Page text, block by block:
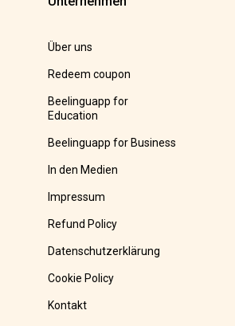
Über uns
Redeem coupon
Beelinguapp for
Education
Beelinguapp for Business
In den Medien
Impressum
Refund Policy
Datenschutzerklärung
Cookie Policy
Kontakt